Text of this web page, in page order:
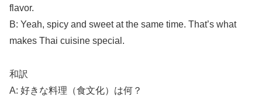
flavor.
B: Yeah, spicy and sweet at the same time. That’s what
makes Thai cuisine special.
和訳
A: 好きな料理（食文化）は何？